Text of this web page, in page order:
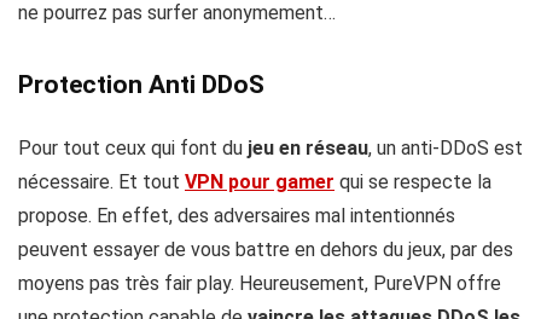
ne pourrez pas surfer anonymement…
Protection Anti DDoS
Pour tout ceux qui font du jeu en réseau, un anti-DDoS est
nécessaire. Et tout VPN pour gamer qui se respecte la
propose. En effet, des adversaires mal intentionnés
peuvent essayer de vous battre en dehors du jeux, par des
moyens pas très fair play. Heureusement, PureVPN offre